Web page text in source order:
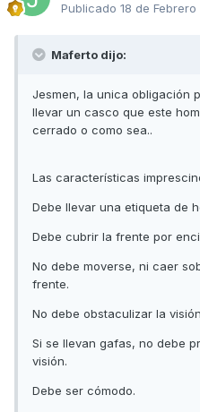
Publicado 18 de Febrero
Maferto dijo:
Jesmen, la unica obligación
llevar un casco que este
cerrado o como sea..
Las características
Debe llevar una etiqueta de
Debe cubrir la frente por
No debe moverse, ni caer
frente.
No debe obstaculizar la
Si se llevan gafas, no debe
visión.
Debe ser cómodo.